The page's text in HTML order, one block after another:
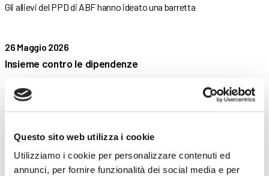
Questo sito web utilizza i cookie
Utilizziamo i cookie per personalizzare contenuti ed
annunci, per fornire funzionalità dei social media e per
Gli allievi del PPD di ABF hanno ideato una barretta
26 Maggio 2026
Insieme contro le dipendenze
Gli allievi di ABF promuovono la cultura della prevenzione
Unplugged:
19 Maggio 2026
Laboratorio di pasticceria “Baby Chef” in collaborazione
con ENS